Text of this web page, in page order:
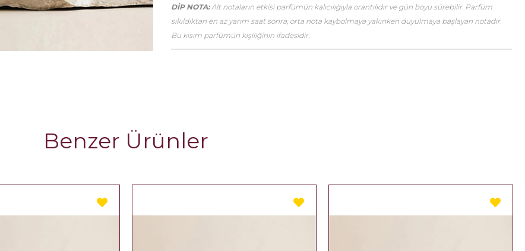
DİP NOTA:Alt notaların etkisi parfümün kalıcılığıyla orantılıdır ve gün boyu sürebilir. Parfüm
sıkıldıktan en az yarım saat sonra, orta nota kaybolmaya yakınken duyulmaya başlayan notadır.
Bu kısım parfümün kişiliğinin ifadesidir.
Benzer Ürünler